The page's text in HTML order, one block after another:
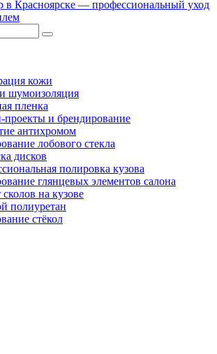
кожи
шумоизоляция
пленка
проекты и брендирование
антихромом
лобового стекла
дисков
полировка кузова
глянцевых элементов салона
на кузове
полиуретан
стёкол